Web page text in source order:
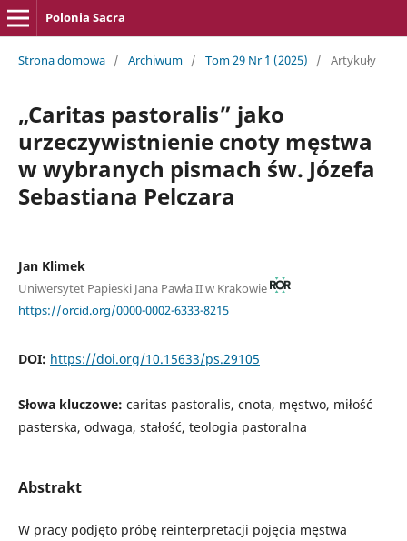
Polonia Sacra
Strona domowa / Archiwum / Tom 29 Nr `1 (2025) / Artykuły
„Caritas pastoralis” jako
urzeczywistnienie cnoty męstwa
w wybranych pismach św. Józefa
Sebastiana Pelczara
Jan Klimek
Uniwersytet Papieski Jana Pawła II w Krakowie
https://orcid.org/0000-0002-6333-8215
DOI: https://doi.org/10.15633/ps.29105
Słowa kluczowe: caritas pastoralis, cnota, męstwo, miłość
pasterska, odwaga, stałość, teologia pastoralna
Abstrakt
W pracy podjęto próbę reinterpretacji pojęcia męstwa